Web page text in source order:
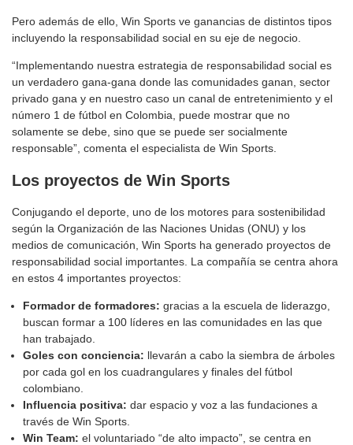
Pero además de ello, Win Sports ve ganancias de distintos tipos
incluyendo la responsabilidad social en su eje de negocio.
“Implementando nuestra estrategia de responsabilidad social es
un verdadero gana-gana donde las comunidades ganan, sector
privado gana y en nuestro caso un canal de entretenimiento y el
número 1 de fútbol en Colombia, puede mostrar que no
solamente se debe, sino que se puede ser socialmente
responsable”, comenta el especialista de Win Sports.
Los proyectos de Win Sports
Conjugando el deporte, uno de los motores para sostenibilidad
según la Organización de las Naciones Unidas (ONU) y los
medios de comunicación, Win Sports ha generado proyectos de
responsabilidad social importantes. La compañía se centra ahora
en estos 4 importantes proyectos:
Formador de formadores: gracias a la escuela de liderazgo,
buscan formar a 100 líderes en las comunidades en las que
han trabajado.
Goles con conciencia: llevarán a cabo la siembra de árboles
por cada gol en los cuadrangulares y finales del fútbol
colombiano.
Influencia positiva: dar espacio y voz a las fundaciones a
través de Win Sports.
Win Team: el voluntariado “de alto impacto”, se centra en